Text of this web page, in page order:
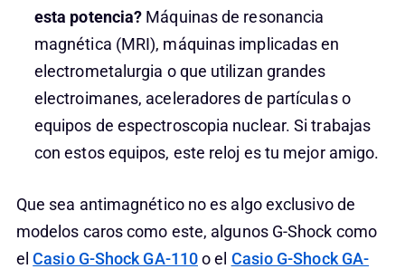
esta potencia? Máquinas de resonancia
magnética (MRI), máquinas implicadas en
electrometalurgia o que utilizan grandes
electroimanes, aceleradores de partículas o
equipos de espectroscopia nuclear. Si trabajas
con estos equipos, este reloj es tu mejor amigo.
Que sea antimagnético no es algo exclusivo de
modelos caros como este, algunos G-Shock como
elCasio G-Shock GA-110o el Casio G-Shock GA-